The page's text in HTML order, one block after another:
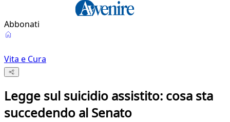
Abbonati
Vita e Cura
Legge sul suicidio assistito: cosa sta
succedendo al Senato